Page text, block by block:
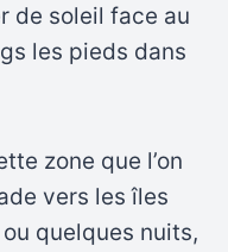
de soleil face au
les pieds dans
zone que l’on
vers les îles
quelques nuits,